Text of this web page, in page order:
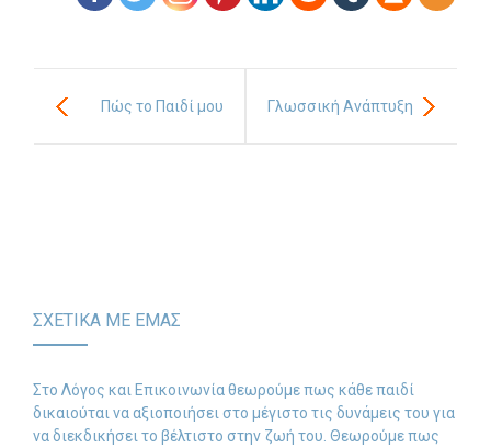
-- Οργάνωση Μελέτης
Άρθρα
-- Διαταραχές
-- Ασκήσεις
Πώς το Παιδί μου Γλωσσική Ανάπτυξη
ΣΧΕΤΙΚΑ ΜΕ ΕΜΑΣ
Στο Λόγος και Επικοινωνία θεωρούμε πως κάθε παιδί
δικαιούται να αξιοποιήσει στο μέγιστο τις δυνάμεις του για
να διεκδικήσει το βέλτιστο στην ζωή του. Θεωρούμε πως